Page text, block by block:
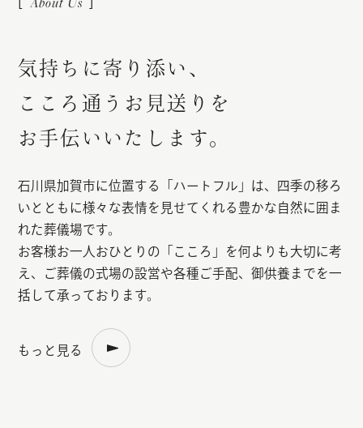
気 持 ち に 寄 り 添い 、
こ こ ろ 通 う お 見送 り を
お 手伝 い い た し ま す。
石川県加賀市に位置する「ハートフル」は、四季の移ろ
いとともに様々な表情を見せてくれる豊かな自然に囲ま
れた葬儀場です。
お客様お一人おひとりの「こころ」を何よりも大切に考
え、ご葬儀の式場の設営や各種ご手配、御供養までを一
括して承っております。
もっと見る